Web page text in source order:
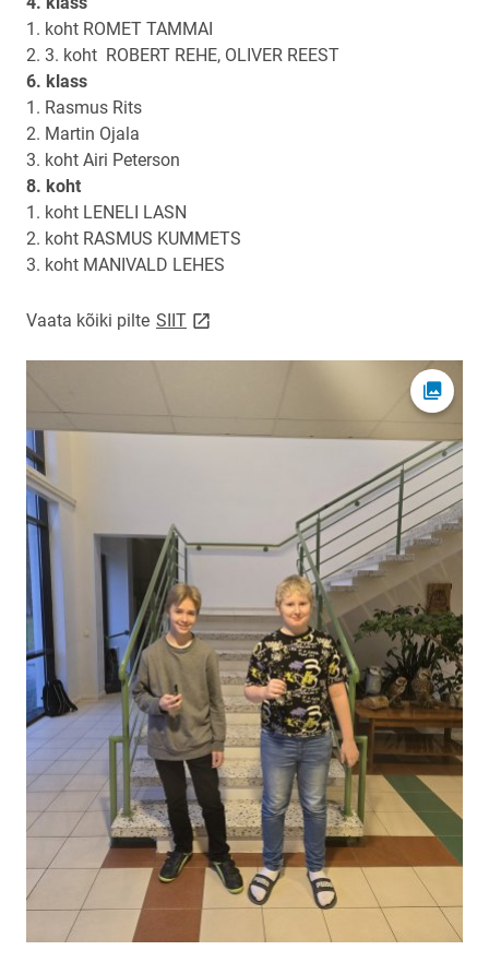
1. koht ROMET TAMMAI
2. 3. koht ROBERT REHE, OLIVER REEST
6. klass
1. Rasmus Rits
2. Martin Ojala
3. koht Airi Peterson
8. koht
1. koht LENELI LASN
2. koht RASMUS KUMMETS
3. koht MANIVALD LEHES
Vaata kõiki pilte SIITlink opens on new page
Ava